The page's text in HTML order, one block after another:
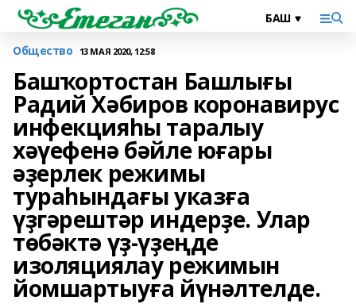
Общество 13 МАЯ 2020, 12:58
Башҡортостан Башлығы
Радий Хәбиров коронавирус
инфекцияһы таралыу
хәүефенә бәйле юғары
әҙерлек режимы
тураһындағы указға
үҙгәрештәр индерҙе. Улар
төбәктә үҙ-үҙеңде
изоляциялау режимын
йомшартыуға йүнәлтелде.